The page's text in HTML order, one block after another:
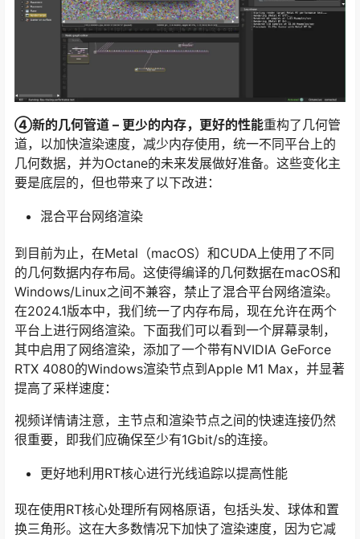
④新的几何管道 – 更少的内存，更好的性能重构了几何管
道，以加快渲染速度，减少内存使用，统一不同平台上的
几何数据，并为Octane的未来发展做好准备。这些变化主
要是底层的，但也带来了以下改进：
混合平台网络渲染
到目前为止，在Metal（macOS）和CUDA上使用了不同
的几何数据内存布局。这使得编译的几何数据在macOS和
Windows/Linux之间不兼容，禁止了混合平台网络渲染。
在2024.1版本中，我们统一了内存布局，现在允许在两个
平台上进行网络渲染。下面我们可以看到一个屏幕录制，
其中启用了网络渲染，添加了一个带有NVIDIA GeForce
RTX 4080的Windows渲染节点到Apple M1 Max，并显著
提高了采样速度：
视频详情请注意，主节点和渲染节点之间的快速连接仍然
很重要，即我们应确保至少有1Gbit/s的连接。
更好地利用RT核心进行光线追踪以提高性能
现在使用RT核心处理所有网格原语，包括头发、球体和置
换三角形。这在大多数情况下加快了渲染速度，因为它减